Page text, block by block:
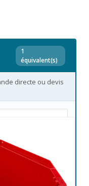
1
équivalent(s)
directe ou devis